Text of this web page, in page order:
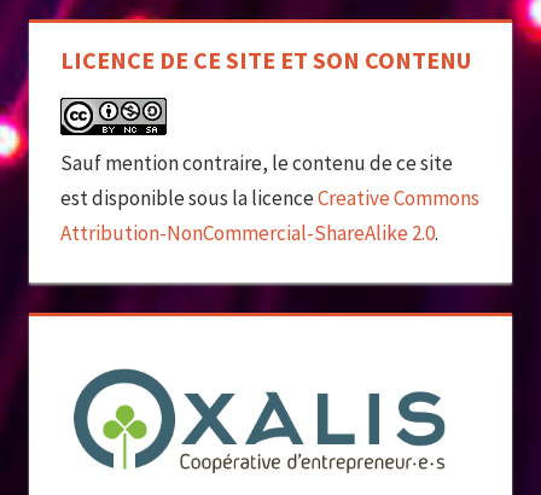
LICENCE DE CE SITE ET SON CONTENU
Sauf mention contraire, le contenu de ce site
est disponible sous la licenceCreative Commons
Attribution-NonCommercial-ShareAlike 2.0.